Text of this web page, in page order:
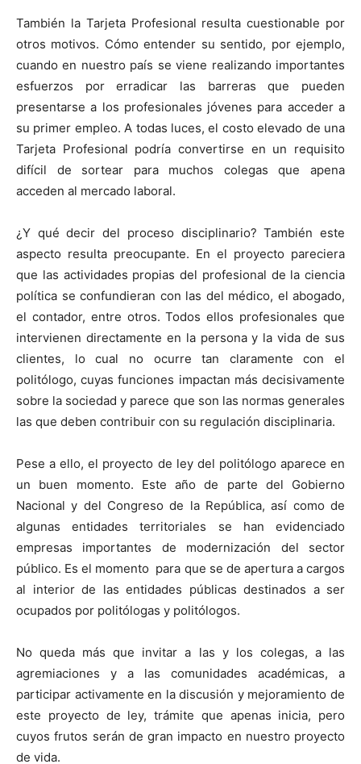
También la Tarjeta Profesional resulta cuestionable por
otros motivos. Cómo entender su sentido, por ejemplo,
cuando en nuestro país se viene realizando importantes
esfuerzos por erradicar las barreras que pueden
presentarse a los profesionales jóvenes para acceder a
su primer empleo. A todas luces, el costo elevado de una
Tarjeta Profesional podría convertirse en un requisito
difícil de sortear para muchos colegas que apena
acceden al mercado laboral.
¿Y qué decir del proceso disciplinario? También este
aspecto resulta preocupante. En el proyecto pareciera
que las actividades propias del profesional de la ciencia
política se confundieran con las del médico, el abogado,
el contador, entre otros. Todos ellos profesionales que
intervienen directamente en la persona y la vida de sus
clientes, lo cual no ocurre tan claramente con el
politólogo, cuyas funciones impactan más decisivamente
sobre la sociedad y parece que son las normas generales
las que deben contribuir con su regulación disciplinaria.
Pese a ello, el proyecto de ley del politólogo aparece en
un buen momento. Este año de parte del Gobierno
Nacional y del Congreso de la República, así como de
algunas entidades territoriales se han evidenciado
empresas importantes de modernización del sector
público. Es el momento para que se de apertura a cargos
al interior de las entidades públicas destinados a ser
ocupados por politólogas y politólogos.
No queda más que invitar a las y los colegas, a las
agremiaciones y a las comunidades académicas, a
participar activamente en la discusión y mejoramiento de
este proyecto de ley, trámite que apenas inicia, pero
cuyos frutos serán de gran impacto en nuestro proyecto
de vida.